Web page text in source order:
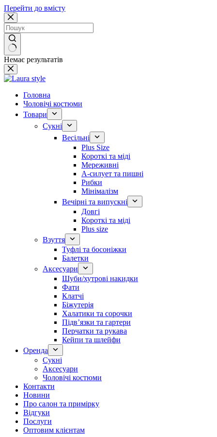
Перейти до вмісту
Немає результатів
Головна
Чоловічі костюми
Товари
Сукні
Весільні
Plus Size
Короткі та міді
Мереживні
А-силует та пишні
Рибки
Мінімалізм
Вечірні та випускні
Довгі
Короткі та міді
Plus size
Взуття
Туфлі та босоніжки
Балетки
Аксесуари
Шуби/хутрові накидки
Фати
Клатчі
Біжутерія
Халатики та сорочки
Підвʼязки та гартери
Перчатки та рукава
Кейпи та шлейфи
Оренда
Сукні
Аксесуари
Чоловічі костюми
Контакти
Новини
Про салон та примірку
Відгуки
Послуги
Оптовим клієнтам